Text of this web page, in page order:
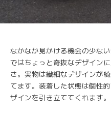
なかなか見かける機会の少な
ではちょっと奇抜なデザイン
さ。実物は繊細なデザインが
てます。装着した状態は個性
ザインを引き立ててくれます。